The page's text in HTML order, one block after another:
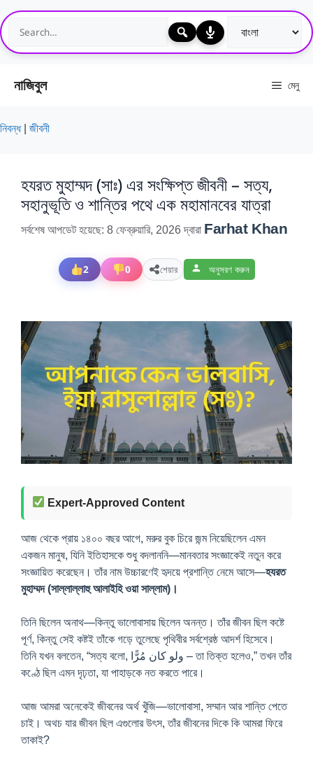
এড়িেয়
লেখায়
যান
নাজিবুল মেনু
নিবন্ধ| জীবনী
হযরত মুহাম্মদ (সাঃ) এর সংক্ষিপ্ত জীবনী – সত্য,
সহানুভূতি ও শান্তির পথে এক মহামানবের যাত্রা
সর্বশেষ আপডেট হয়েছে: 8 ফেব্রুয়ারি, 2026দ্বারা Farhat Khan
2 0 শেয়ার অনুসরণ করুন
Expert-Approved Content
আজ থেকে প্রায় ১৪০০ বছর আগে, মরুর বুক চিরে জন্ম নিয়েছিলেন এমন
একজন মানুষ, যিনি ইতিহাসকে শুধু বদলাননি—মানবতার সংজ্ঞাকেই নতুন করে
সংজ্ঞায়িত করেছেন। তাঁর নাম উচ্চারণেই হৃদয়ে প্রশান্তি নেমে আসে—হযরত
মুহাম্মদ (সাল্লাল্লাহু আলাইহি ওয়া সাল্লাম)।
তিনি ছিলেন অনাথ—কিন্তু ভালোবাসায় ছিলেন অনন্ত। তাঁর জীবন ছিল কষ্টে
পূর্ণ, কিন্তু সেই কষ্টই তাঁকে গড়ে তুলেছে পৃথিবীর সর্বশ্রেষ্ঠ আদর্শ হিসেবে।
তিনি যখন বলতেন, “সত্য বলো, ولو كان مُرًّا – তা তিক্ত হলেও,” তখন তাঁর
কণ্ঠে ছিল এমন দৃঢ়তা, যা পাহাড়কে নত করতে পারে।
আজ আমরা অনেকেই জীবনের অর্থ খুঁজি—ভালোবাসা, সম্মান আর শান্তি পেতে
চাই। অথচ যার জীবন ছিল এগুলোর উৎস, তাঁর জীবনের দিকে কি আমরা ফিরে
তাকাই?